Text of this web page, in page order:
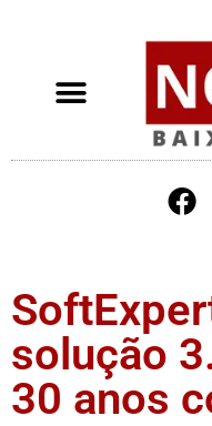
solução
30 anos